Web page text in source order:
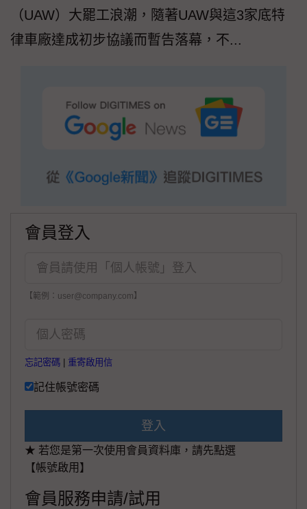
（UAW）大罷工浪潮，隨著UAW與這3家底特
律車廠達成初步協議而暫告落幕，不...
會員登入
【範例：user@company.com】
忘記密碼 重寄啟用信
記住帳號密碼
登入
★ 若您是第一次使用會員資料庫，請先點選
【帳號啟用】
會員服務申請/試用